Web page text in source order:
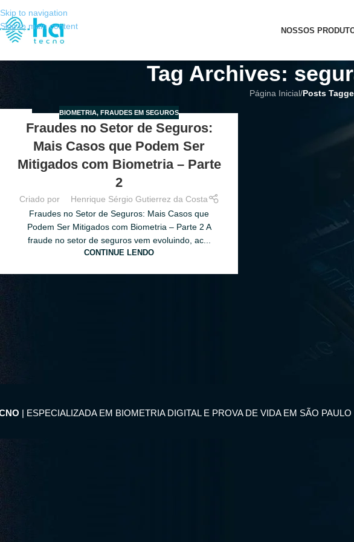
Skip to navigation
Skip to main content
NOSSOS
Tag Archives:
Página Inicial/Posts
BIOMETRIA, FRAUDES EM SEGUROS
Fraudes no Setor de Seguros:
Mais Casos que Podem Ser
Mitigados com Biometria – Parte
2
Criado por
Henrique Sérgio Gutierrez da Costa
Fraudes no Setor de Seguros: Mais Casos que
Podem Ser Mitigados com Biometria – Parte 2 A
fraude no setor de seguros vem evoluindo, ac...
CONTINUE LENDO
| ESPECIALIZADA EM BIOMETRIA DIGITAL E PROVA DE VIDA EM SÃO